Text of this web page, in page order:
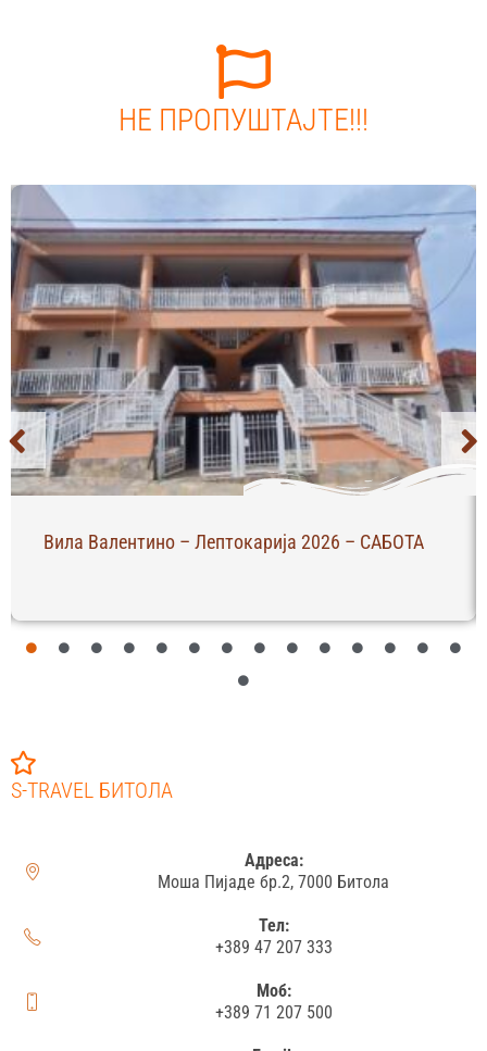
НЕ ПРОПУШТАЈТЕ!!!
Вила Валентино – Лептокарија 2026 – САБОТА
S-TRAVEL БИТОЛА
Адреса:
Моша Пијаде бр.2, 7000 Битола
Тел:
+389 47 207 333
Моб:
+389 71 207 500